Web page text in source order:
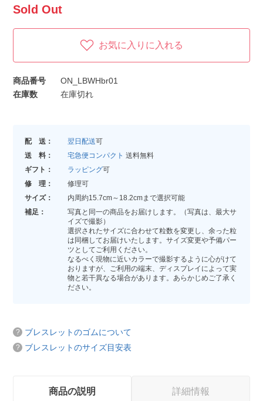
Sold Out
お気に入りに入れる
商品番号
ON_LBWHbr01
在庫数
在庫切れ
配 送： 翌日配送可
送 料：
宅急便コンパクト 送料無料
ギフト：
ラッピング可
修 理：
修理可
サイズ：
内周約15.7cm～18.2cmまで選択可能
補足：
写真と同一の商品をお届けします。（写真は、最大サ
イズで撮影）
選択されたサイズに合わせて粒数を変更し、余った粒
は同梱してお届けいたします。サイズ変更や予備パー
ツとしてご利用ください。
なるべく現物に近いカラーで撮影するように心がけて
おりますが、ご利用の端末、ディスプレイによって実
物と若干異なる場合があります。あらかじめご了承く
ださい。
ブレスレットのゴムについて
ブレスレットのサイズ目安表
商品の説明 詳細情報